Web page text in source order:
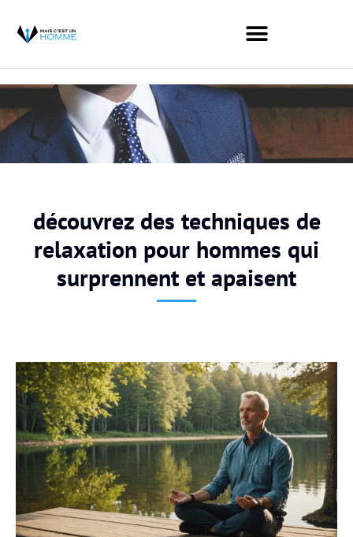
découvrez des techniques de
relaxation pour hommes qui
surprennent et apaisent